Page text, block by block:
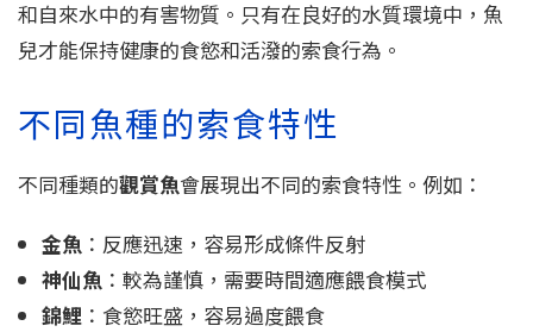
和自來水中的有害物質。只有在良好的水質環境中，魚
兒才能保持健康的食慾和活潑的索食行為。
不同魚種的索食特性
不同種類的觀賞魚會展現出不同的索食特性。例如：
金魚 ：反應迅速，容易形成條件反射
神仙魚 ：較為謹慎，需要時間適應餵食模式
錦鯉 ：食慾旺盛，容易過度餵食